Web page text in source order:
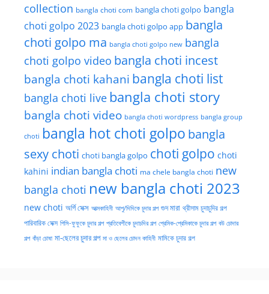
collection bangla choti com bangla choti golpo bangla
choti golpo 2023 bangla choti golpo app bangla
choti golpo ma bangla choti golpo new bangla
choti golpo video bangla choti incest
bangla choti kahani bangla choti list
bangla choti live bangla choti story
bangla choti video bangla choti wordpress bangla group
choti bangla hot choti golpo bangla
sexy choti choti bangla golpo choti golpo choti
kahini indian bangla choti ma chele bangla choti new
bangla choti new bangla choti 2023
new choti অর্গি সেক্স আত্মকাহিনী আপু/দিদিকে চুদার গল্প গুদ মারা থ্রীসাম চুদাচুদির গল্প
পারিবারিক সেক্স পিসি-ফুফুকে চুদার গল্প প্রতিবেশীকে চুদাচদির গল্প প্রেমিক-প্রেমিকাকে চুদার গল্প বউ চোদার
গল্প বাঁড়া চোষা মা-ছেলের চুদার গল্প মা ও ছেলের চোদন কাহিনী মামিকে চুদার গল্প